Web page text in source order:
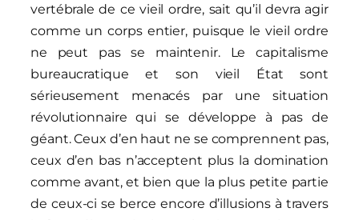
vertébrale de ce vieil ordre, sait qu’il devra agir
comme un corps entier, puisque le vieil ordre
ne peut pas se maintenir. Le capitalisme
bureaucratique et son vieil État sont
sérieusement menacés par une situation
révolutionnaire qui se développe à pas de
géant. Ceux d’en haut ne se comprennent pas,
ceux d’en bas n’acceptent plus la domination
comme avant, et bien que la plus petite partie
de ceux-ci se berce encore d’illusions à travers